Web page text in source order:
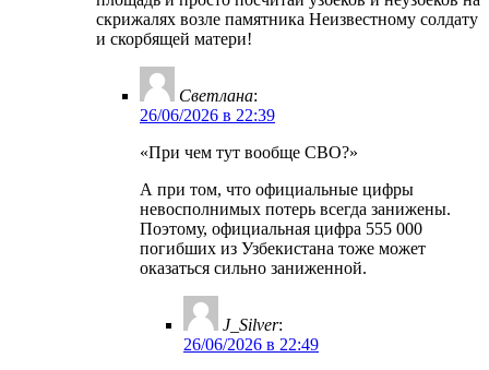
скрижалях возле памятника Неизвестному солдату
и скорбящей матери!
Светлана:
26/06/2026 в 22:39
«При чем тут вообще СВО?»
А при том, что официальные цифры
невосполнимых потерь всегда занижены.
Поэтому, официальная цифра 555 000
погибших из Узбекистана тоже может
оказаться сильно заниженной.
J_Silver:
26/06/2026 в 22:49